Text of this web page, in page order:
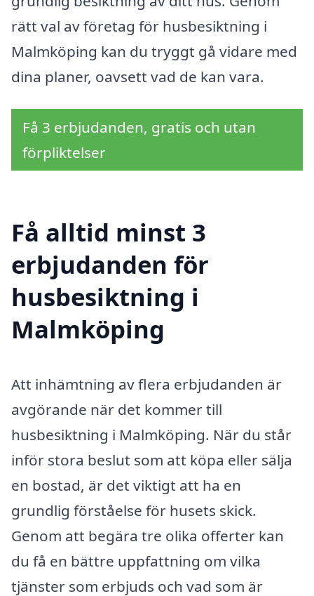
rätt val av företag för husbesiktning i
Malmköping kan du tryggt gå vidare med
dina planer, oavsett vad de kan vara.
Få 3 erbjudanden, gratis och utan
förpliktelser
Få alltid minst 3
erbjudanden för
husbesiktning i
Malmköping
Att inhämtning av flera erbjudanden är
avgörande när det kommer till
husbesiktning i Malmköping. När du står
inför stora beslut som att köpa eller sälja
en bostad, är det viktigt att ha en
grundlig förståelse för husets skick.
Genom att begära tre olika offerter kan
du få en bättre uppfattning om vilka
tjänster som erbjuds och vad som är